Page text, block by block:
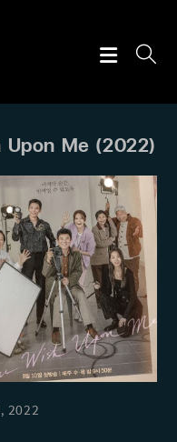
Me (2022)
2022